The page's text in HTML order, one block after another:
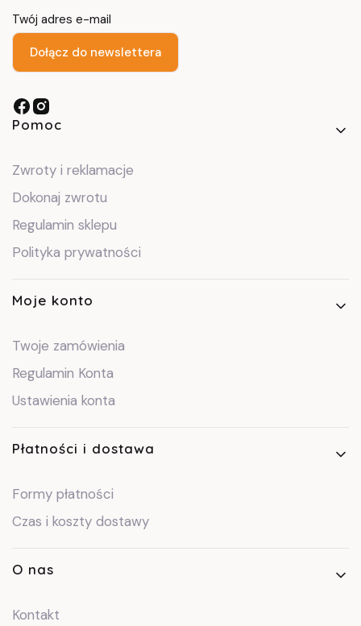
Twój adres e-mail
Dołącz do newslettera
Linki w stopce
Pomoc
Zwroty i reklamacje
Dokonaj zwrotu
Regulamin sklepu
Polityka prywatności
Moje konto
Twoje zamówienia
Regulamin Konta
Ustawienia konta
Płatności i dostawa
Formy płatności
Czas i koszty dostawy
O nas
Kontakt